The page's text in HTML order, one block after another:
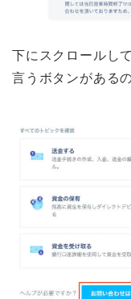
下にスクロールし
言うボタンがある